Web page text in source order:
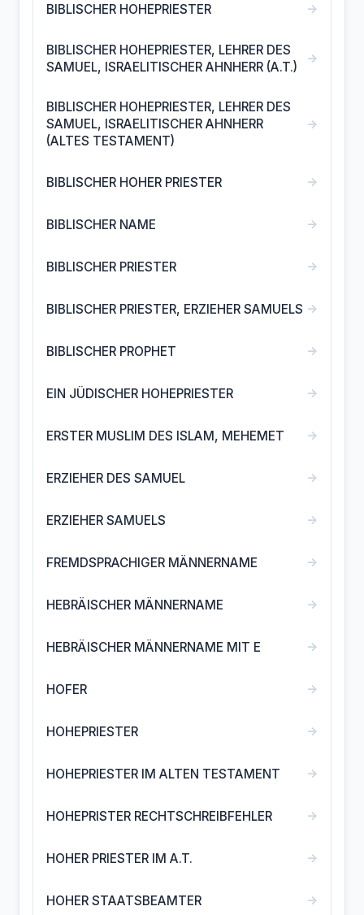
BIBLISCHER HOHEPRIESTER →
BIBLISCHER HOHEPRIESTER, LEHRER DES
SAMUEL, ISRAELITISCHER AHNHERR (A.T.)
→
BIBLISCHER HOHEPRIESTER, LEHRER DES
SAMUEL, ISRAELITISCHER AHNHERR
(ALTES TESTAMENT)
→
BIBLISCHER HOHER PRIESTER →
BIBLISCHER NAME →
BIBLISCHER PRIESTER →
BIBLISCHER PRIESTER, ERZIEHER SAMUELS →
BIBLISCHER PROPHET →
EIN JÜDISCHER HOHEPRIESTER →
ERSTER MUSLIM DES ISLAM, MEHEMET →
ERZIEHER DES SAMUEL →
ERZIEHER SAMUELS →
FREMDSPRACHIGER MÄNNERNAME →
HEBRÄISCHER MÄNNERNAME →
HEBRÄISCHER MÄNNERNAME MIT E →
HOFER →
HOHEPRIESTER →
HOHEPRIESTER IM ALTEN TESTAMENT →
HOHEPRISTER RECHTSCHREIBFEHLER →
HOHER PRIESTER IM A.T. →
HOHER STAATSBEAMTER →